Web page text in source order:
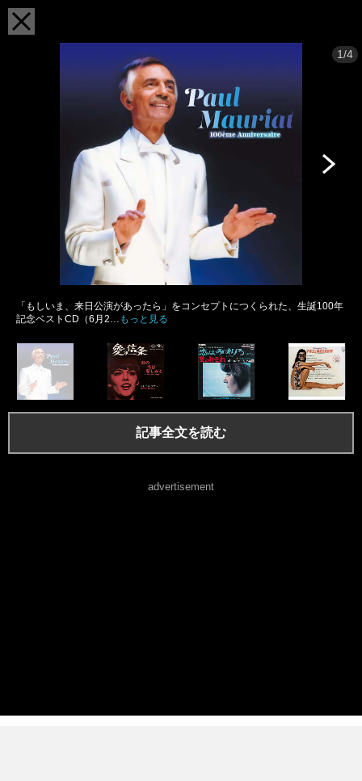
1/4
「もしいま、来日公演があったら」をコンセプトにつくられた、生誕100年
記念ベストCD（6月2…
もっと見る
記事全文を読む
advertisement